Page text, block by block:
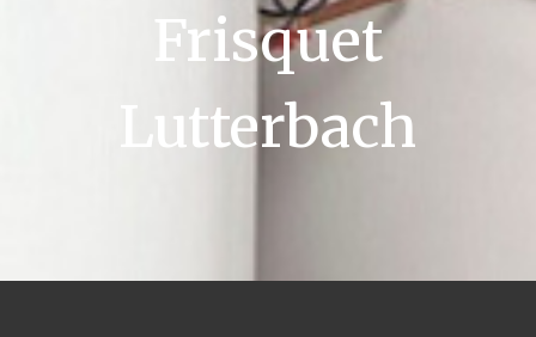
Frisquet
Lutterbach